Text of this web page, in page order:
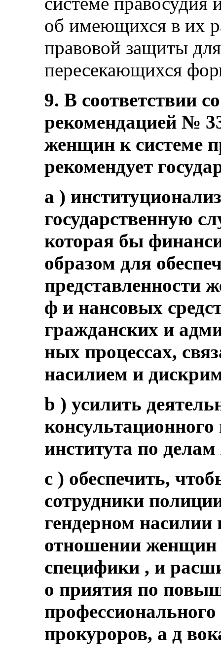
об имеющихся в их
правовой защиты
пересекающихся
9. В соответствии
рекомендацией №
женщин к системе
рекомендует
a )
государственную
которая бы
образом для
представленности
ф и нансовых
гражданских и
ных процессах,
насилием и
b ) усилить
института по
c ) обеспечить,
сотрудники
гендерном
отношении женщин
специфики , и
о приятия по
профессионального
прокуроров, а д